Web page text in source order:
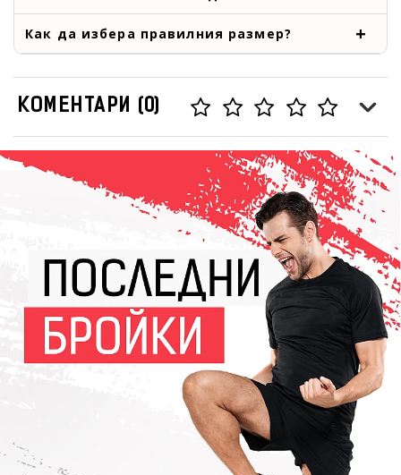
Как да избера правилния размер?
КОМЕНТАРИ (0)